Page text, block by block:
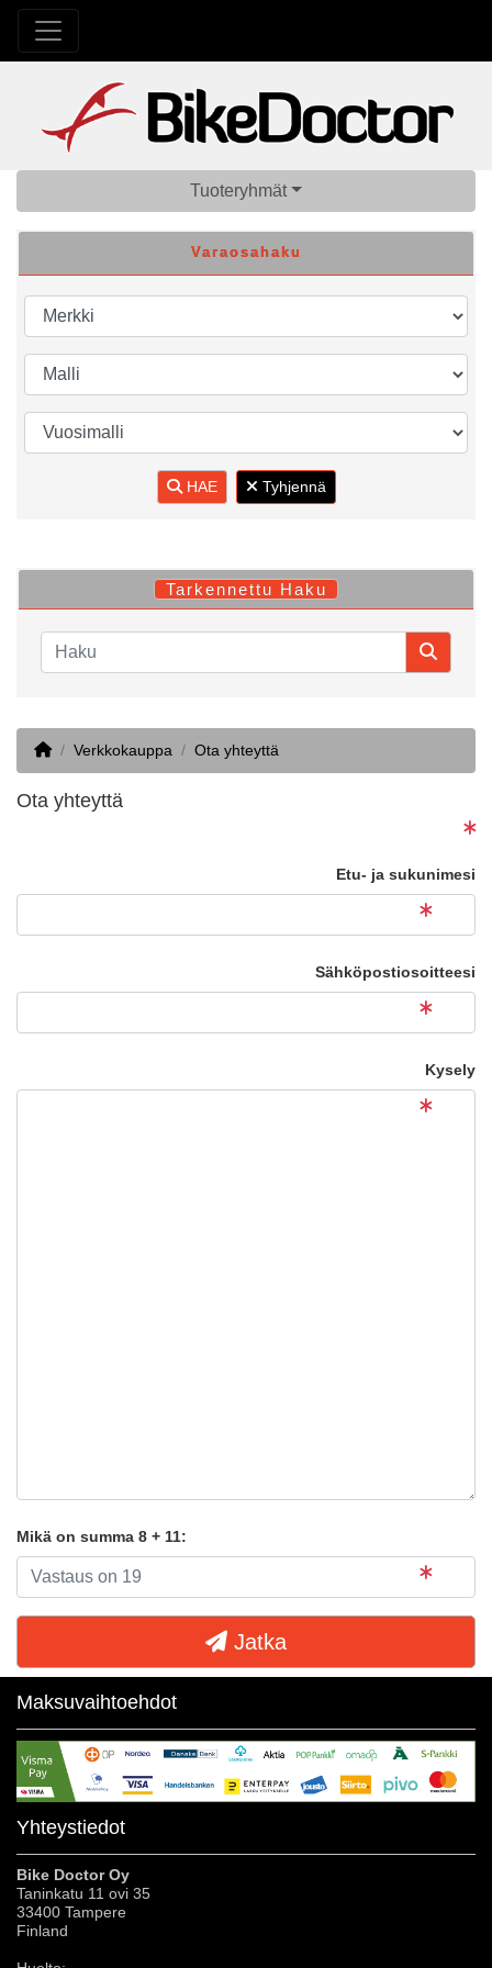
Tuoteryhmät
Varaosahaku
HAE Tyhjennä
Tarkennettu Haku
HomeVerkkokauppa Ota yhteyttä
Ota yhteyttä
Etu- ja sukunimesi
Sähköpostiosoitteesi
Kysely
Mikä on summa 8 + 11:
Jatka
Maksuvaihtoehdot
Yhteystiedot
Bike Doctor Oy
Taninkatu 11 ovi 35
33400 Tampere
Finland